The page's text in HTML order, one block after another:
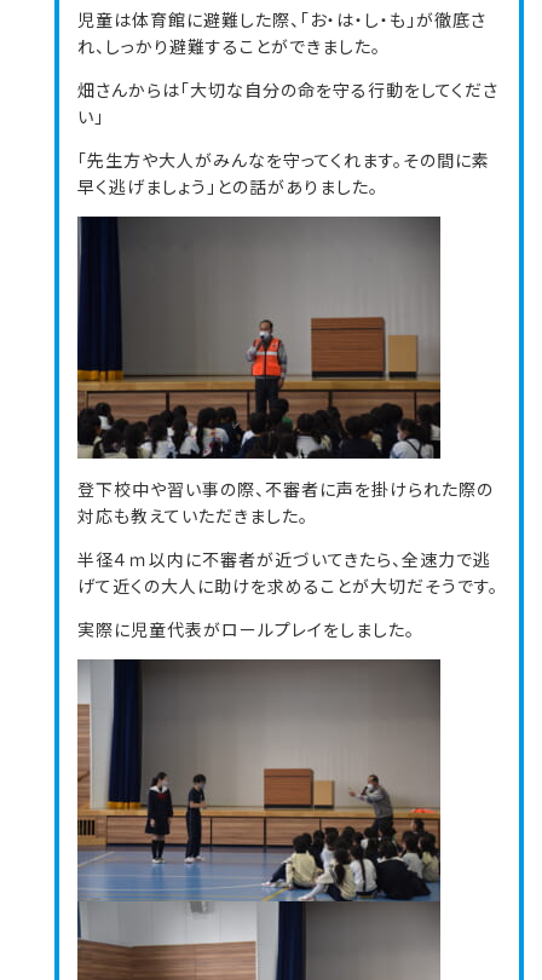
児童は体育館に避難した際、「お・は・し・も」が徹底さ
れ、しっかり避難することができました。
畑さんからは「大切な自分の命を守る行動をしてくださ
い」
「先生方や大人がみんなを守ってくれます。その間に素
早く逃げましょう」との話がありました。
登下校中や習い事の際、不審者に声を掛けられた際の
対応も教えていただきました。
半径４ｍ以内に不審者が近づいてきたら、全速力で逃
げて近くの大人に助けを求めることが大切だそうです。
実際に児童代表がロールプレイをしました。